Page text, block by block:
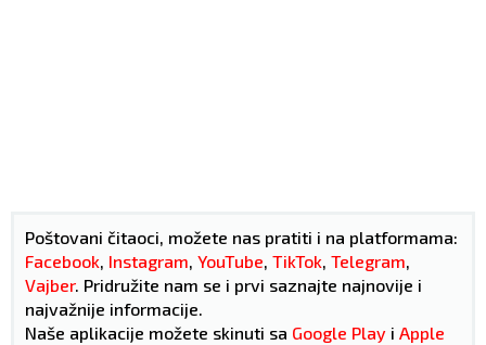
Poštovani čitaoci, možete nas pratiti i na platformama:
Facebook, Instagram, YouTube, TikTok, Telegram,
Vajber. Pridružite nam se i prvi saznajte najnovije i
najvažnije informacije.
Naše aplikacije možete skinuti sa Google Play i Apple